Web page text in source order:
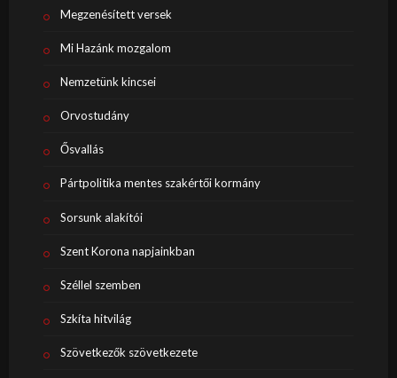
Megzenésített versek
Mi Hazánk mozgalom
Nemzetünk kincsei
Orvostudány
Ősvallás
Pártpolitika mentes szakértői kormány
Sorsunk alakítói
Szent Korona napjainkban
Széllel szemben
Szkíta hitvilág
Szövetkezők szövetkezete